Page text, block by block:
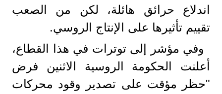
اندلاع حرائق هائلة، لكن من الصعب
تقييم تأثيرها على الإنتاج الروسي.
وفي مؤشر إلى توترات في هذا القطاع،
أعلنت الحكومة الروسية الاثنين فرض
"حظر مؤقت على تصدير وقود محركات